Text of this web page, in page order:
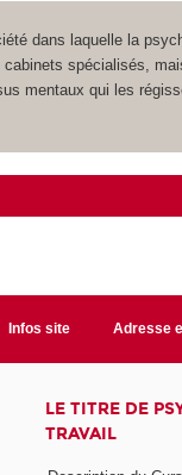
dans laquelle la
spécialisés,
mentaux qui les
Infos site Adresse
LE TITRE DE
TRAVAIL